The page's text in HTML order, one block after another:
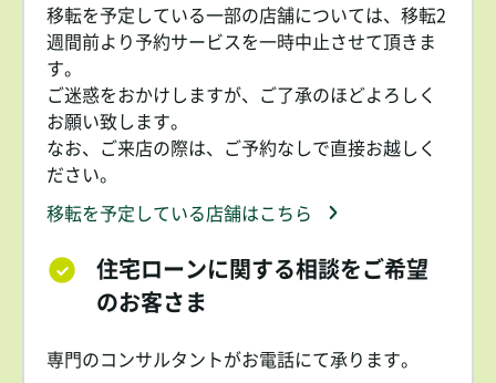
移転を予定している一部の店舗については、移転2
週間前より予約サービスを一時中止させて頂きま
す。
ご迷惑をおかけしますが、ご了承のほどよろしく
お願い致します。
なお、ご来店の際は、ご予約なしで直接お越しく
ださい。
移転を予定している店舗はこちら
住宅ローンに関する相談をご希望
のお客さま
専門のコンサルタントがお電話にて承ります。